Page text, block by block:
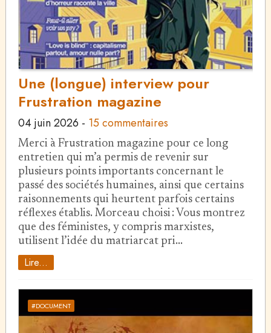
Une (longue) interview pour
Frustration magazine
04 juin 2026 - 15 commentaires
Merci à Frustration magazine pour ce long
entretien qui m’a permis de revenir sur
plusieurs points importants concernant le
passé des sociétés humaines, ainsi que certains
raisonnements qui heurtent parfois certains
réflexes établis. Morceau choisi : Vous montrez
que des féministes, y compris marxistes,
utilisent l’idée du matriarcat pri…
Lire...
#DOCUMENT